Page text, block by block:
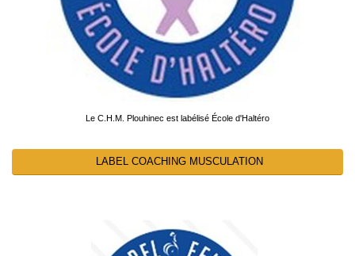
Le C.H.M. Plouhinec est labélisé École d'Haltéro
LABEL COACHING MUSCULATION